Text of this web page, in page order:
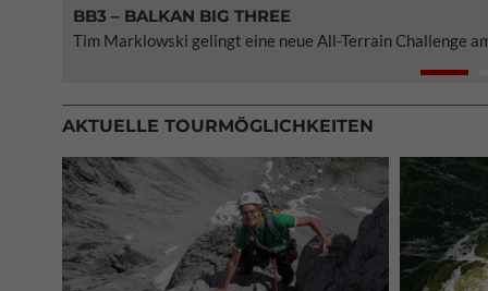
BB3 – BALKAN BIG THREE
Tim Marklowski gelingt eine neue All-Terrain Challenge
TEST AKU CRODA BOA GTX
Aku bringt einen leichten Bergschuh mit doppeltem Boa-
NICOLAS JEA SCHAFFT DIE MEIJE TRAVERSE IN
Der Simond Athlet Nicolas Jea rennt am 8 Juli in 4:11
GRAND KARWENDEL INTEGRALE
Lukas Waldner gelingt die erste durchgehende
PAUL-PREUSS-PREIS GEHT AN IGOR KOLLER
Internationale Paul-Preuss-Gesellschaft ehrt das alpine
AKTUELLE TOURMÖGLICHKEITEN